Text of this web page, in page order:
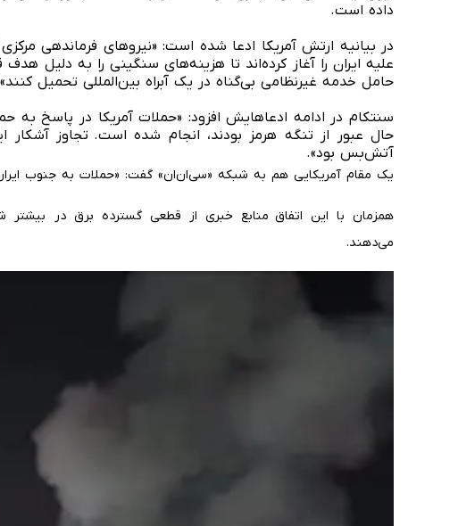
داده است.
در بیانیه ارتش آمریکا ادعا شده است: «نیروهای فرماندهی
علیه ایران را آغاز کرده‌اند تا هزینه‌های سنگینی را به دلیل
حامل خدمه غیرنظامی بی‌گناه در یک آبراه بین‌المللی تحمیل
سنتکام در ادامه ادعاهایش افزود: «حملات آمریکا در پاسخ به
حال عبور از تنگه هرمز بودند، انجام شده است. تجاوز آشکار
آتش‌بس بود».
یک مقام آمریکایی هم به شبکه «سی‌ان‌ان» گفت:‌ «حملات به جنوب
همزمان با این اتفاق منابع خبری از قطعی گسترده برق در
می‌دهند.